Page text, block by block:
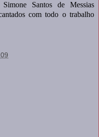
Santos de Messias
com todo o trabalho